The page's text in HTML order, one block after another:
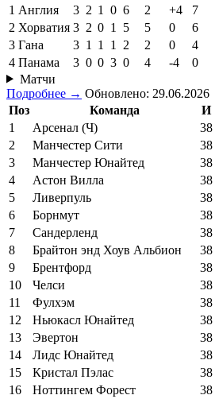
1 Англия 3 2 1 0 6 2 +4
7
2 Хорватия 3 2 0 1 5 5 0
6
3 Гана 3 1 1 1 2 2 0
4
4 Панама 3 0 0 3 0 4 -4
0
Матчи
Подробнее → Обновлено: 29.06.2026
Поз
Команда И
1
Арсенал (Ч) 38
2
Манчестер Сити 38
3
Манчестер Юнайтед 38
4
Астон Вилла 38
5
Ливерпуль 38
6
Борнмут 38
7
Сандерленд 38
8
Брайтон энд Хоув Альбион 38
9
Брентфорд 38
10
Челси 38
11
Фулхэм 38
12
Ньюкасл Юнайтед 38
13
Эвертон 38
14
Лидс Юнайтед 38
15
Кристал Пэлас 38
16
Ноттингем Форест 38